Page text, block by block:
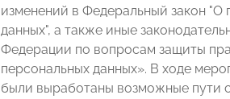
изменений в Федеральный закон "О
данных", а также иные
Федерации по вопросам защиты
персональных данных». В ходе
были выработаны возможные пути